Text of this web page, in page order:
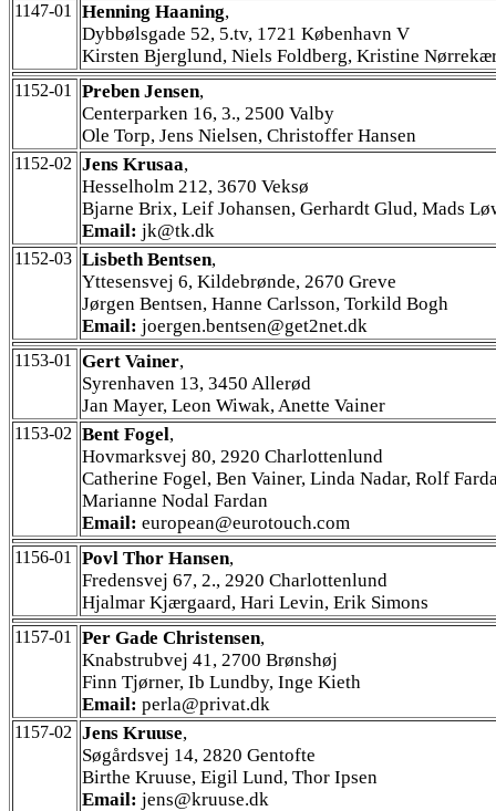
1147-01 Henning Haaning,
Dybbølsgade 52, 5.tv, 1721 København V
Kirsten Bjerglund, Niels Foldberg, Kristine
1152-01 Preben Jensen,
Centerparken 16, 3., 2500 Valby
Ole Torp, Jens Nielsen, Christoffer Hansen
1152-02 Jens Krusaa,
Hesselholm 212, 3670 Veksø
Bjarne Brix, Leif Johansen, Gerhardt Glud, Mads
Email: jk@tk.dk
1152-03 Lisbeth Bentsen,
Yttesensvej 6, Kildebrønde, 2670 Greve
Jørgen Bentsen, Hanne Carlsson, Torkild Bogh
Email: joergen.bentsen@get2net.dk
1153-01 Gert Vainer,
Syrenhaven 13, 3450 Allerød
Jan Mayer, Leon Wiwak, Anette Vainer
1153-02 Bent Fogel,
Hovmarksvej 80, 2920 Charlottenlund
Catherine Fogel, Ben Vainer, Linda Nadar, Rolf
Marianne Nodal Fardan
Email: european@eurotouch.com
1156-01 Povl Thor Hansen,
Fredensvej 67, 2., 2920 Charlottenlund
Hjalmar Kjærgaard, Hari Levin, Erik Simons
1157-01 Per Gade Christensen,
Knabstrubvej 41, 2700 Brønshøj
Finn Tjørner, Ib Lundby, Inge Kieth
Email: perla@privat.dk
1157-02 Jens Kruuse,
Søgårdsvej 14, 2820 Gentofte
Birthe Kruuse, Eigil Lund, Thor Ipsen
Email: jens@kruuse.dk